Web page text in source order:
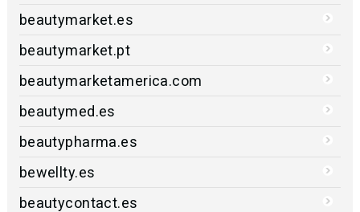
beautymarket.es
beautymarket.pt
beautymarketamerica.com
beautymed.es
beautypharma.es
bewellty.es
beautycontact.es